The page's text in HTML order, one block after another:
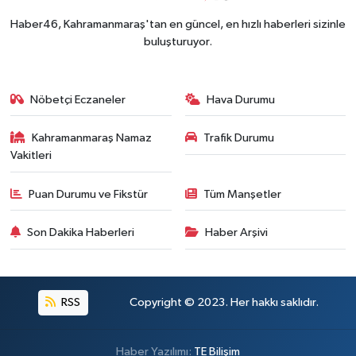
Haber46, Kahramanmaraş'tan en güncel, en hızlı haberleri sizinle
buluşturuyor.
Nöbetçi Eczaneler Hava Durumu
Kahramanmaraş Namaz
Vakitleri
Trafik Durumu
Puan Durumu ve Fikstür Tüm Manşetler
Son Dakika Haberleri Haber Arşivi
RSS Copyright © 2023. Her hakkı saklıdır.
Haber Yazılımı: TE Bilişim